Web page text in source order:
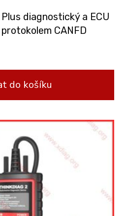
diagnostický a ECU
CANFD
do košíku